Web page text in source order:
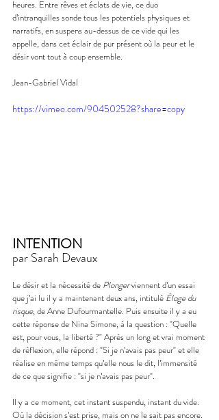
heures. Entre rêves et éclats de vie, ce duo
d’intranquilles sonde tous les potentiels physiques et
narratifs, en suspens au-dessus de ce vide qui les
appelle, dans cet éclair de pur présent où la peur et le
désir vont tout à coup ensemble.
Jean-Gabriel Vidal
https://vimeo.com/904502528?share=copy
INTENTION
par Sarah Devaux
Le désir et la nécessité de Plonger viennent d’un essai
que j’ai lu il y a maintenant deux ans, intitulé Éloge du
risque, de Anne Dufourmantelle. Puis ensuite il y a eu
cette réponse de Nina Simone, à la question : "Quelle
est, pour vous, la liberté ?" Après un long et vrai moment
de réflexion, elle répond : "Si je n’avais pas peur" et elle
réalise en même temps qu’elle nous le dit, l’immensité
de ce que signifie : "si je n’avais pas peur".
Il y a ce moment, cet instant suspendu, instant du vide.
Où la décision s’est prise, mais on ne le sait pas encore.